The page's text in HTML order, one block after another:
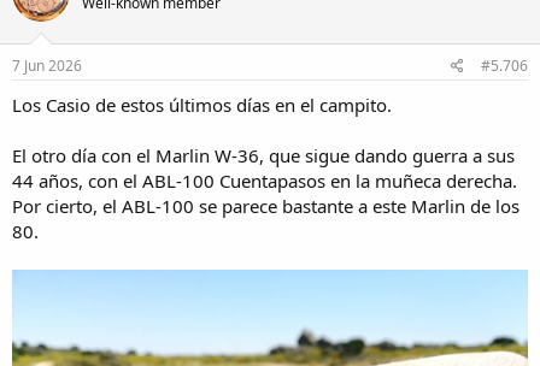
i
o
n
s
7 Jun 2026 #5.706
Los Casio de estos últimos días en el campito.
El otro día con el Marlin W-36, que sigue dando guerra a sus
44 años, con el ABL-100 Cuentapasos en la muñeca derecha.
Por cierto, el ABL-100 se parece bastante a este Marlin de los
80.